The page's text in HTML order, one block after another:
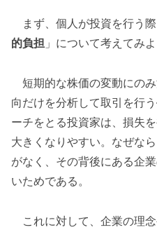
まず、個人が投資を行う
的負担 」について考えてみよ
短期的な株価の変動にの
向だけを分析して取引を行
ーチをとる投資家は、損失
大きくなりやすい。なぜな
がなく、その背後にある企
いためである。
これに対して、企業の理念